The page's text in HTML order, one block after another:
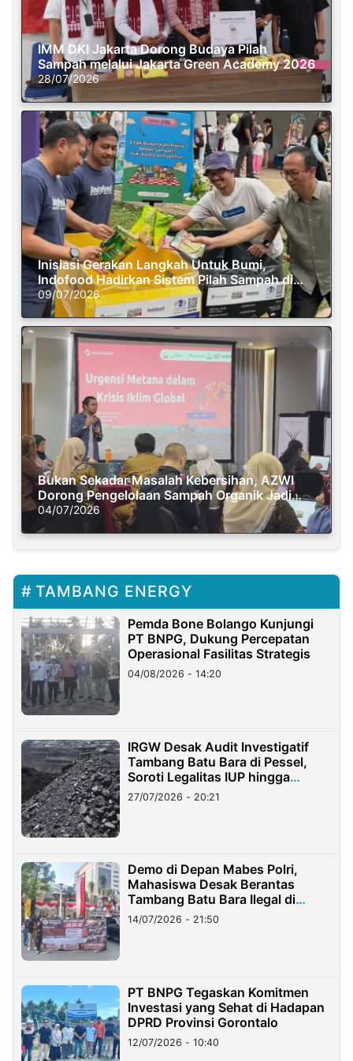
IMM DKI Jakarta Dorong Budaya Pilah
Sampah melalui Jakarta Green Academy 2026
28/07/2026
Inisiasi Gerakan Langkah Untuk Bumi,
Indofood Hadirkan Sistem Pilah Sampah di
Semasa Piknik
09/07/2026
Bukan Sekadar Masalah Kebersihan, AZWI
Dorong Pengelolaan Sampah Organik Jadi
Solusi Krisis Iklim
04/07/2026
TAMBANG ENERGY
Pemda Bone Bolango Kunjungi
PT BNPG, Dukung Percepatan
Operasional Fasilitas Strategis
04/08/2026 - 14:20
IRGW Desak Audit Investigatif
Tambang Batu Bara di Pessel,
Soroti Legalitas IUP hingga
Stockpile
27/07/2026 - 20:21
Demo di Depan Mabes Polri,
Mahasiswa Desak Berantas
Tambang Batu Bara Ilegal di
Lampung
14/07/2026 - 21:50
PT BNPG Tegaskan Komitmen
Investasi yang Sehat di Hadapan
DPRD Provinsi Gorontalo
12/07/2026 - 10:40